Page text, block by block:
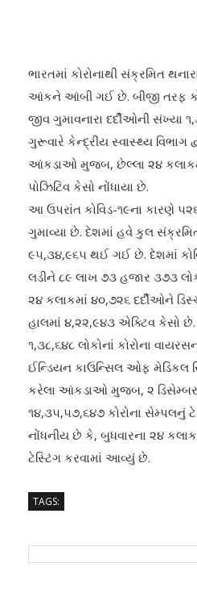
ભારતમાં કોરોનાથી સંક્રમિત
આંકને આંબી ગઈ છે. બીજી તરફ
જીવ ગુમાવનારા દર્દીઓની સંખ્યા
ગુરૂવારે કેન્દ્રીય સ્વાસ્થ્ય વિભાગ
આંકડાઓ મુજબ, છેલ્લા ૨૪
પોઝિટિવ કેસો નોંધાયા છે.
આ ઉપરાંત કોવિડ-૧૯ના કારણે
ગુમાવ્યા છે. દેશમાં હવે કુલ
૯૫,૩૪,૯૬૫ થઈ ગઈ છે. દેશમાં
લડીને ૮૯ લાખ ૭૩ હજાર ૩૭૩
૨૪ કલાકમાં ૪૦,૭૨૬ દર્દીઓને
હાલમાં ૪,૨૨,૯૪૩ એક્ટિવ કેસો
૧,૩૮,૬૪૮ લોકોનાં કોરોના
ઈન્ડિયન કાઉન્સિલ ઓફ મેડિકલ
કરેલા આંકડાઓ મુજબ, ૨ ડિસેમ્બર
૧૪,૩૫,૫૭,૬૪૭ કોરોના સેમ્પલનું
નોંધનીય છે કે, બુધવારના ૨૪
ટેસ્ટિંગ કરવામાં આવ્યું છે.
TAGS: